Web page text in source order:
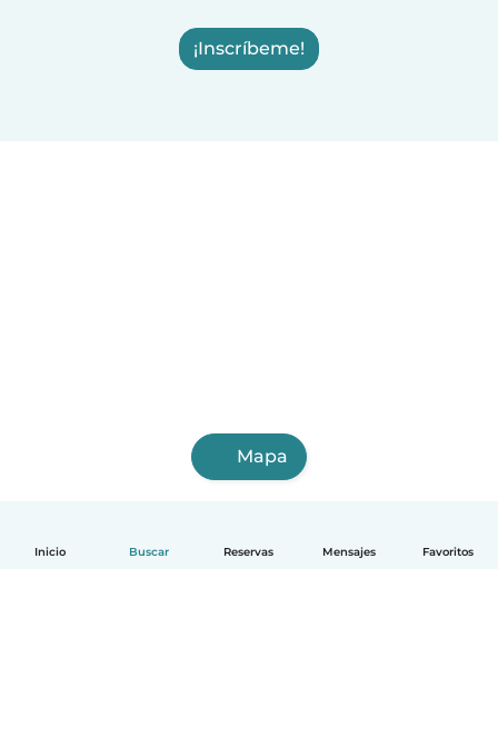
Inicio Buscar Reservas Mensajes Favoritos
¡Inscríbeme!
Mapa